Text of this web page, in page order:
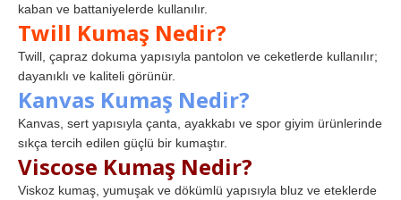
kaban ve battaniyelerde kullanılır.
Twill Kumaş Nedir?
Twill, çapraz dokuma yapısıyla pantolon ve ceketlerde kullanılır;
dayanıklı ve kaliteli görünür.
Kanvas Kumaş Nedir?
Kanvas, sert yapısıyla çanta, ayakkabı ve spor giyim ürünlerinde
sıkça tercih edilen güçlü bir kumaştır.
Viscose Kumaş Nedir?
Viskoz kumaş, yumuşak ve dökümlü yapısıyla bluz ve eteklerde